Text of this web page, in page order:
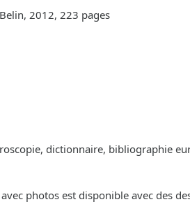
2012, 223 pages
dictionnaire, bibliographie
photos est disponible avec des